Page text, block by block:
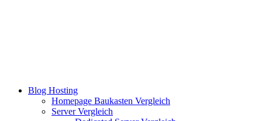
Blog Hosting
Homepage Baukasten Vergleich
Server Vergleich